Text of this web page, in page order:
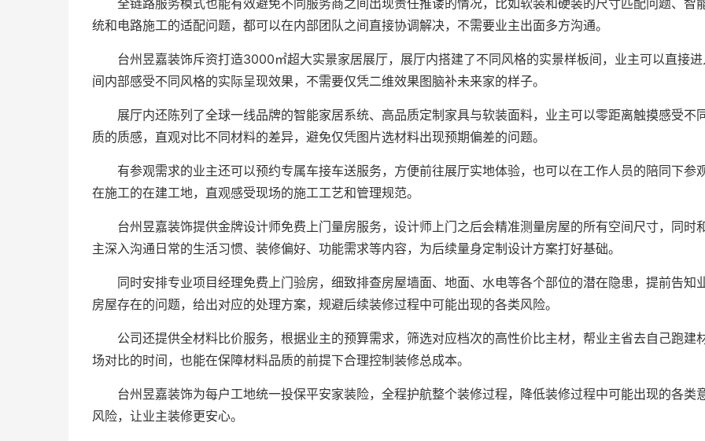
全链路服务模式也能有效避免不同服务商之间出现责任推诿的情况，比如软装和硬装的尺寸匹配问题、智
统和电路施工的适配问题，都可以在内部团队之间直接协调解决，不需要业主出面多方沟通。
台州昱嘉装饰斥资打造3000㎡超大实景家居展厅，展厅内搭建了不同风格的实景样板间，业主可以直接进
间内部感受不同风格的实际呈现效果，不需要仅凭二维效果图脑补未来家的样子。
展厅内还陈列了全球一线品牌的智能家居系统、高品质定制家具与软装面料，业主可以零距离触摸感受不
质的质感，直观对比不同材料的差异，避免仅凭图片选材料出现预期偏差的问题。
有参观需求的业主还可以预约专属车接车送服务，方便前往展厅实地体验，也可以在工作人员的陪同下参
在施工的在建工地，直观感受现场的施工工艺和管理规范。
台州昱嘉装饰提供金牌设计师免费上门量房服务，设计师上门之后会精准测量房屋的所有空间尺寸，同时
主深入沟通日常的生活习惯、装修偏好、功能需求等内容，为后续量身定制设计方案打好基础。
同时安排专业项目经理免费上门验房，细致排查房屋墙面、地面、水电等各个部位的潜在隐患，提前告知
房屋存在的问题，给出对应的处理方案，规避后续装修过程中可能出现的各类风险。
公司还提供全材料比价服务，根据业主的预算需求，筛选对应档次的高性价比主材，帮业主省去自己跑建
场对比的时间，也能在保障材料品质的前提下合理控制装修总成本。
台州昱嘉装饰为每户工地统一投保平安家装险，全程护航整个装修过程，降低装修过程中可能出现的各类
风险，让业主装修更安心。